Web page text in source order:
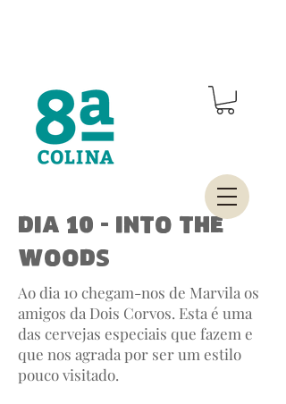
Dia 10 - Into the
woods
Ao dia 10 chegam-nos de Marvila os
amigos da Dois Corvos. Esta é uma
das cervejas especiais que fazem e
que nos agrada por ser um estilo
pouco visitado.